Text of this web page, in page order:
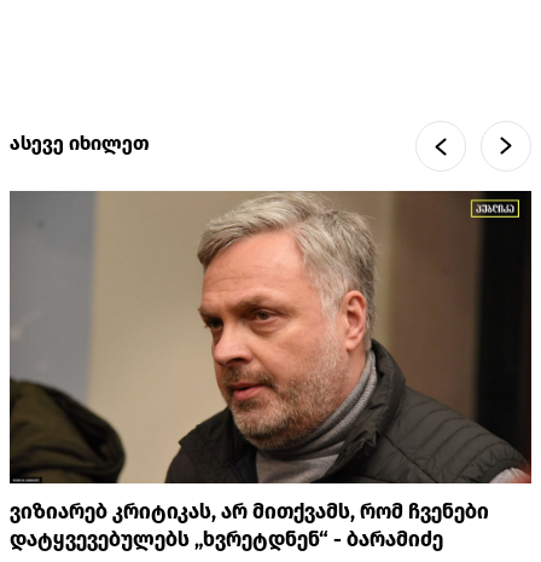
ასევე იხილეთ
ვიზიარებ კრიტიკას, არ მითქვამს, რომ ჩვენები
დატყვევებულებს „ხვრეტდნენ“ - ბარამიძე